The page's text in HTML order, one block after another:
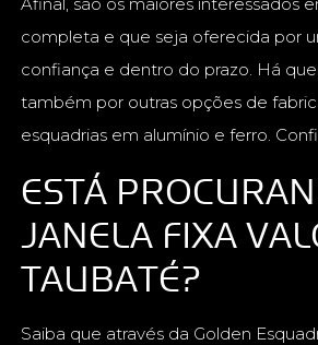
completa e que seja oferecida por
confiança e dentro do prazo. Há
também por outras opções de
esquadrias em alumínio e ferro.
ESTÁ
JANELA FIXA
TAUBATÉ?
Saiba que através da Golden